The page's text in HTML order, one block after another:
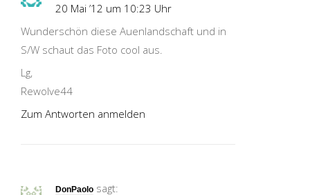
20 Mai ’12 um 10:23 Uhr
Wunderschön diese Auenlandschaft und in
S/W schaut das Foto cool aus.
Lg,
Rewolve44
Zum Antworten anmelden
DonPaolo sagt: